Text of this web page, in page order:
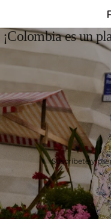
¡Colombia es un
Suscríbete y